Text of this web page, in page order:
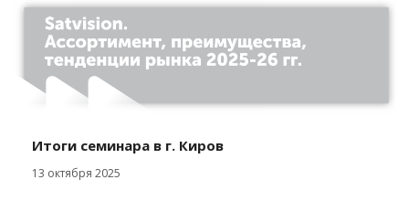
Итоги семинара в г. Киров
13 октября 2025